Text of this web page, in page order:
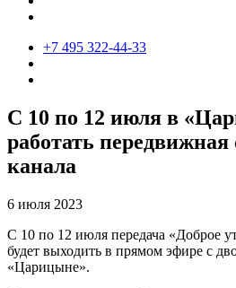
+7 495 322-44-33
С 10 по 12 июля в
работать передвижная
канала
6 июля 2023
С 10 по 12 июля передача «Доброе
будет выходить в прямом эфире с
«Царицыне».